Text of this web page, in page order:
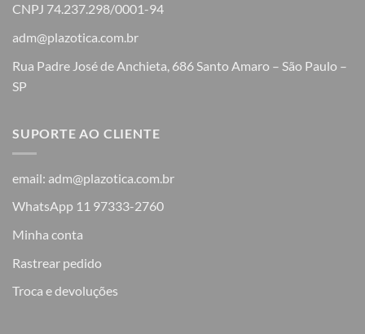
CNPJ 74.237.298/0001-94
adm@plazotica.com.br
Rua Padre José de Anchieta, 686 Santo Amaro – São Paulo –
SP
SUPORTE AO CLIENTE
email: adm@plazotica.com.br
WhatsApp 11 97333-2760
Minha conta
Rastrear pedido
Troca e devoluções